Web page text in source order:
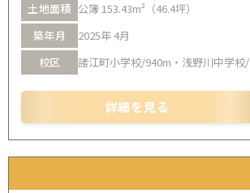
土地面積 公簿 153.43m²（46.4坪）
築年月
2025年 4月
校区
諸江町小学校/940m・浅野川中学校
詳細を見る